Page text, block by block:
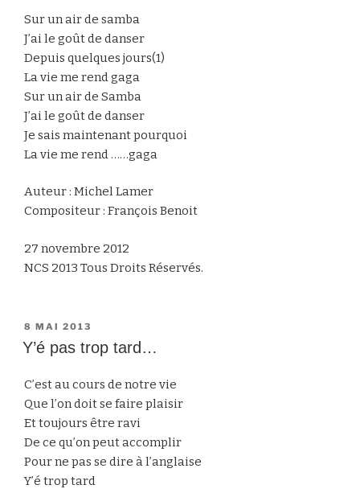
Sur un air de samba
J’ai le goût de danser
Depuis quelques jours(1)
La vie me rend gaga
Sur un air de Samba
J’ai le goût de danser
Je sais maintenant pourquoi
La vie me rend ……gaga
Auteur : Michel Lamer
Compositeur : François Benoit
27 novembre 2012
NCS 2013 Tous Droits Réservés.
PUBLIÉ
LE
8 MAI 2013
Y’é pas trop tard…
C’est au cours de notre vie
Que l’on doit se faire plaisir
Et toujours être ravi
De ce qu’on peut accomplir
Pour ne pas se dire à l’anglaise
Y’é trop tard